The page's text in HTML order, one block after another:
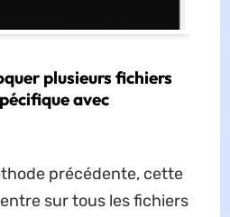
plusieurs fichiers
avec
précédente, cette
sur tous les fichiers